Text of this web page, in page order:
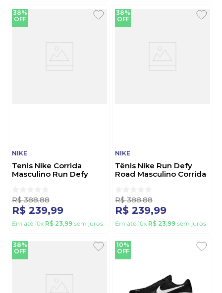
38%
OFF
NIKE
Tenis Nike Corrida
Masculino Run Defy
R$ 388,88
R$ 239,99
Em até 10x R$ 23,99 sem juros
38%
OFF
NIKE
Tênis Nike Run Defy
Road Masculino Corrida
R$ 388,88
R$ 239,99
Em até 10x R$ 23,99 sem juros
38%
OFF
10%
OFF